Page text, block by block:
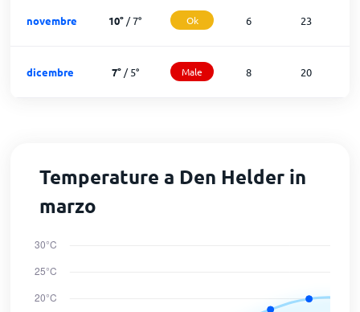
novembre 10° /7° Ok 6 23
dicembre 7°/5° Male 8 20
Temperature a Den Helder in
marzo